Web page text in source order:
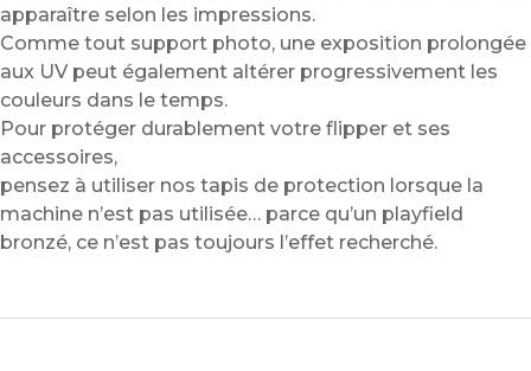
apparaître selon les impressions.
Comme tout support photo, une exposition prolongée
aux UV peut également altérer progressivement les
couleurs dans le temps.
Pour protéger durablement votre flipper et ses
accessoires,
pensez à utiliser nos tapis de protection lorsque la
machine n’est pas utilisée… parce qu’un playfield
bronzé, ce n’est pas toujours l’effet recherché.